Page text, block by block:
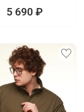
5 690 ₽